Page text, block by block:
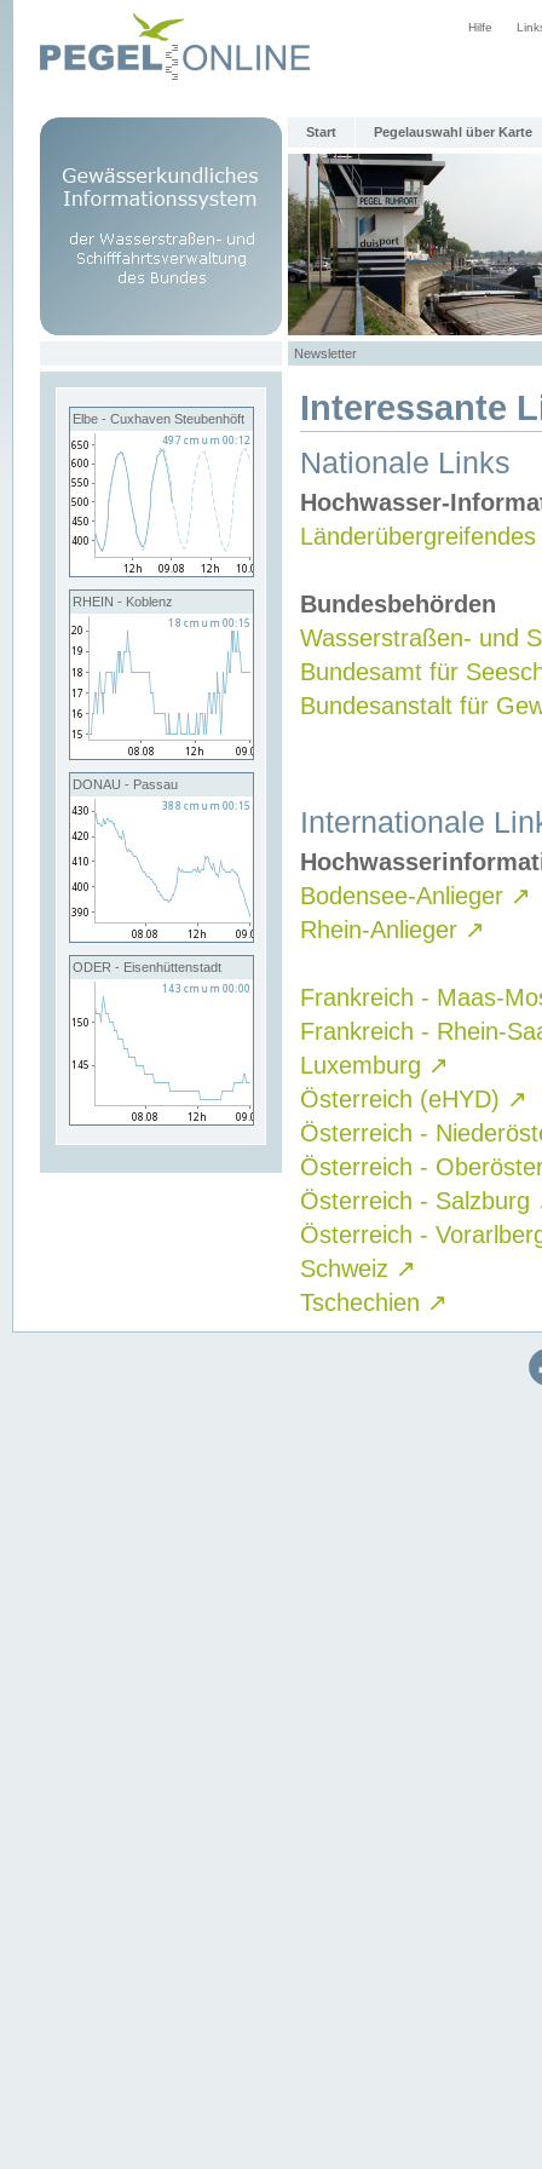
Hilfe
Start Pegelauswahl über Karte
Newsletter
Elbe - Cuxhaven Steubenhöft
RHEIN - Koblenz
DONAU - Passau
ODER - Eisenhüttenstadt
Interessante
Nationale Links
Hochwasser-
Bundesbehörden
Wasserstraßen- und
Bundesamt für
Bundesanstalt für
Internationale
Bodensee-Anlieger ↗
Rhein-Anlieger ↗
Frankreich - Maas-
Frankreich - Rhein-
Luxemburg ↗
Österreich (eHYD) ↗
Österreich -
Österreich -
Österreich - Salzburg
Österreich -
Schweiz ↗
Tschechien ↗